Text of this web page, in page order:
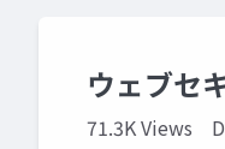
ウェブセ
71.3K Views